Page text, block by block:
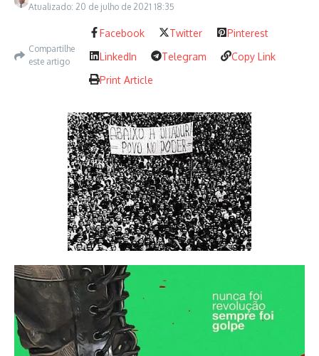
Atualizado: 20 de julho de 2021 18:35
Compartilhe
este artigo
Facebook Twitter
Pinterest
LinkedIn
Telegram
Copy Link
Print Article